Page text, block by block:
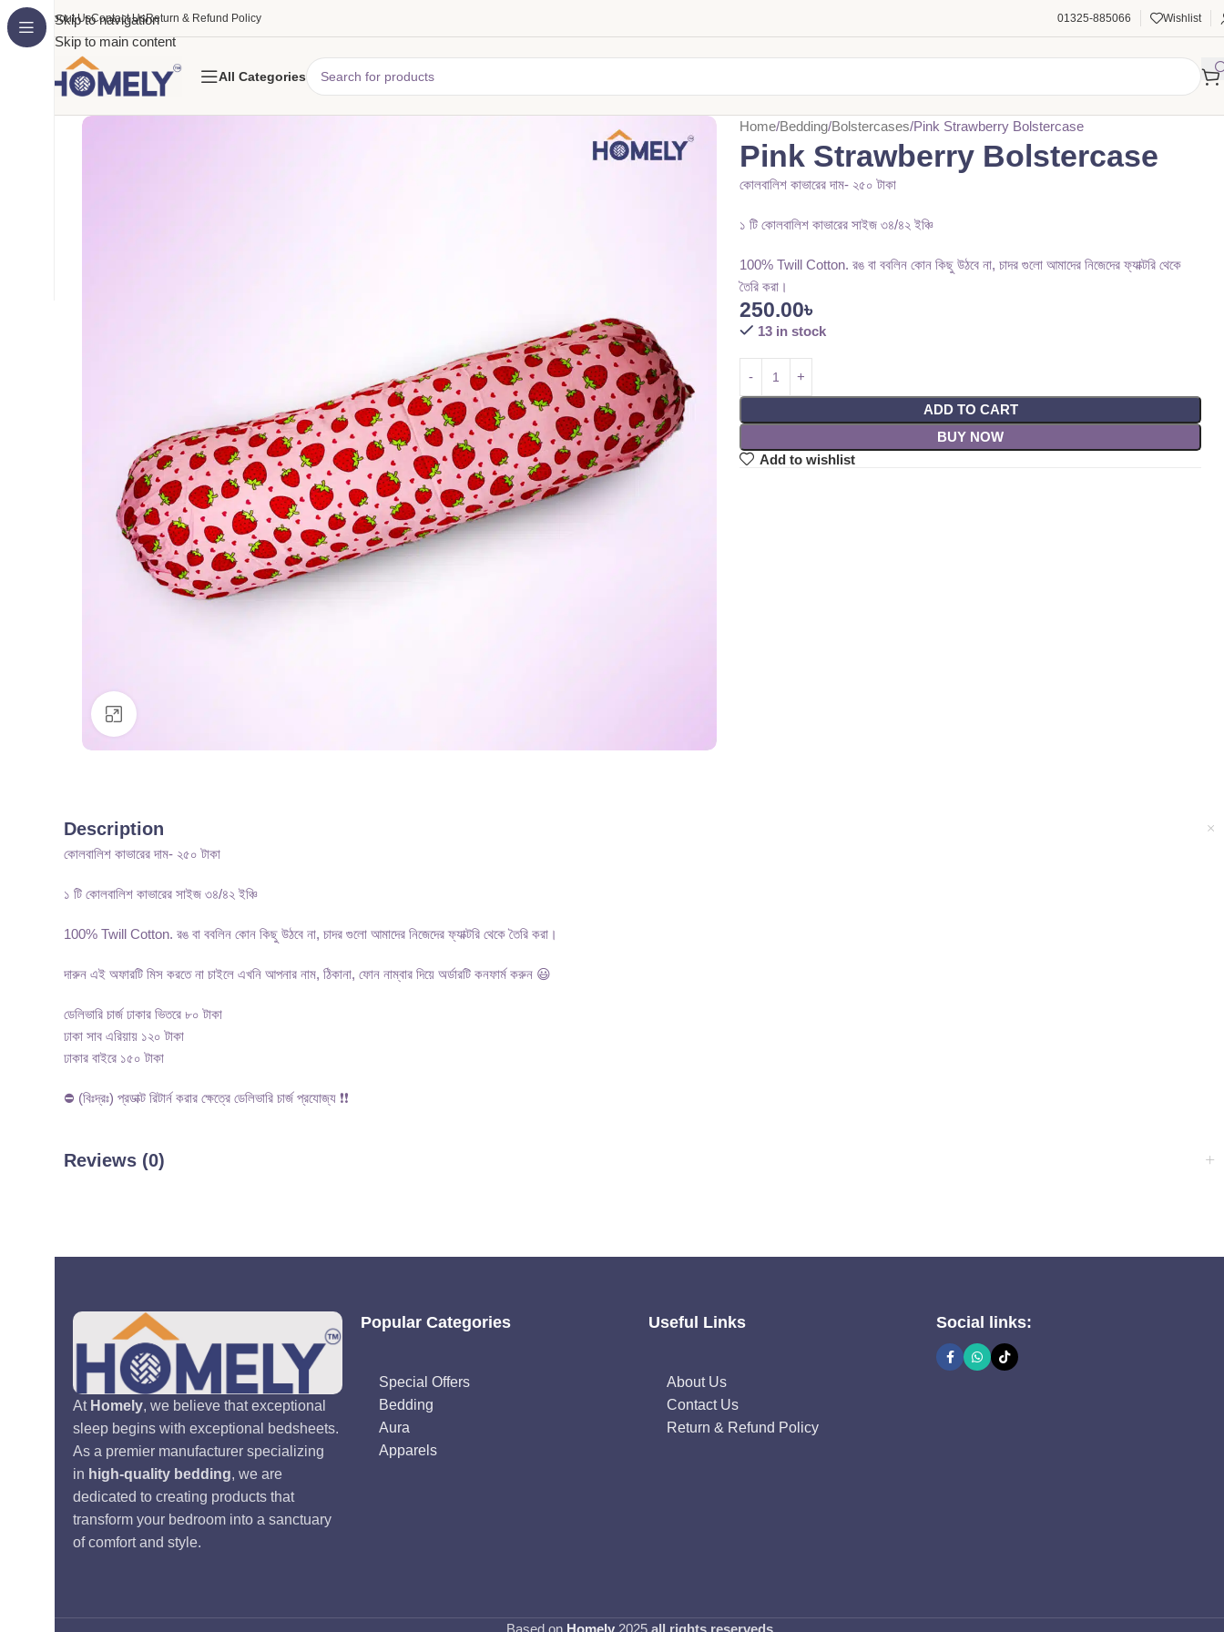
Skip to navigation
Skip to main content
About UsContact UsReturn & Refund Policy 01325-885066 Wishlist
All Categories
Home Bedding Bolstercases Pink Strawberry Bolstercase
Pink Strawberry Bolstercase
কোলবালিশ কাভারের দাম- ২৫০ টাকা
১ টি কোলবালিশ কাভারের সাইজ ৩৪/৪২ ইঞ্চি
100% Twill Cotton. রঙ বা ববলিন কোন কিছু উঠবে না, চাদর গুলো আমাদের নিজেদের ফ্যাক্টরি থেকে
তৈরি করা।
250.00৳
13 in stock
ADD TO CART
BUY NOW
Add to wishlist
Description
কোলবালিশ কাভারের দাম- ২৫০ টাকা
১ টি কোলবালিশ কাভারের সাইজ ৩৪/৪২ ইঞ্চি
100% Twill Cotton. রঙ বা ববলিন কোন কিছু উঠবে না, চাদর গুলো আমাদের নিজেদের ফ্যাক্টরি থেকে তৈরি করা।
দারুন এই অফারটি মিস করতে না চাইলে এখনি আপনার নাম, ঠিকানা, ফোন নাম্বার দিয়ে অর্ডারটি কনফার্ম করুন 😃
ডেলিভারি চার্জ ঢাকার ভিতরে ৮০ টাকা
ঢাকা সাব এরিয়ায় ১২০ টাকা
ঢাকার বাইরে ১৫০ টাকা
⛔ (বিঃদ্রঃ) প্রডাক্ট রিটার্ন করার ক্ষেত্রে ডেলিভারি চার্জ প্রযোজ্য ❗❗
Reviews (0)
At Homely, we believe that exceptional
sleep begins with exceptional bedsheets.
As a premier manufacturer specializing
in high-quality bedding, we are
dedicated to creating products that
transform your bedroom into a sanctuary
of comfort and style.
Popular Categories
Special Offers
Bedding
Aura
Apparels
Useful Links
About Us
Contact Us
Return & Refund Policy
Social links:
Based on Homely2025 all rights reserveds